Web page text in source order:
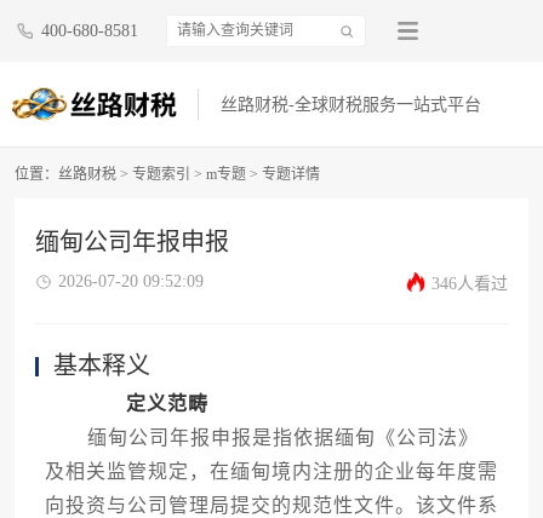
400-680-8581
丝路财税-全球财税服务一站式平台
位置： 丝路财税 > 专题索引 > m专题 > 专题详情
缅甸公司年报申报
2026-07-20 09:52:09 346人看过
基本释义
定义范畴
缅甸公司年报申报是指依据缅甸《公司法》
及相关监管规定，在缅甸境内注册的企业每年度需
向投资与公司管理局提交的规范性文件。该文件系